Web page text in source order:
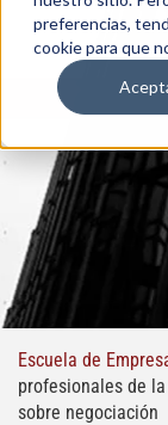
preferencias,
cookie para que
Escuela de
profesionales de
sobre negociación